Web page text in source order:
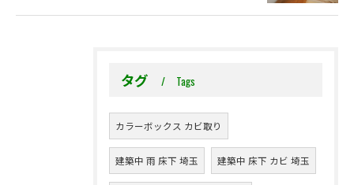
タグ Tags
カラーボックス カビ取り
建築中 雨 床下 埼玉 建築中 床下 カビ 埼玉